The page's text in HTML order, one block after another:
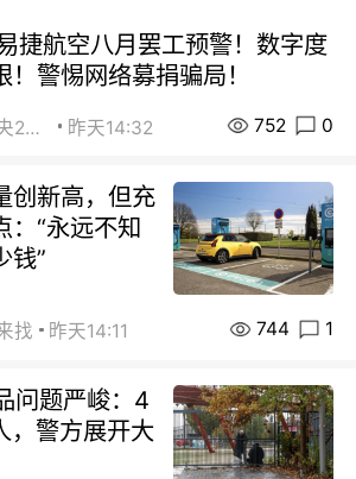
捷航空八月罢工预警！数字度
警惕网络募捐骗局！
长乐未央2015 昨天14:32 752 0
创新高，但充
：“永远不知
钱”
找 昨天14:11 744 1
问题严峻：4
，警方展开大